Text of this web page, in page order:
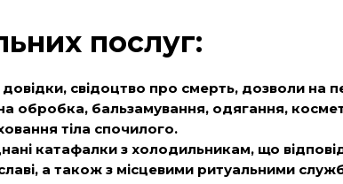
послуг:
свідоцтво про смерть, дозволи на
обробка, бальзамування, одягання,
тіла спочилого.
катафалки з холодильникам, що
а також з місцевими ритуальними